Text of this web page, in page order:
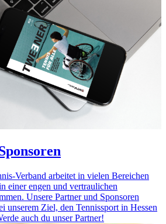
Verband arbeitet in vielen Bereichen
einer engen und vertraulichen
Unsere Partner und Sponsoren
unserem Ziel, den Tennissport in Hessen
auch du unser Partner!